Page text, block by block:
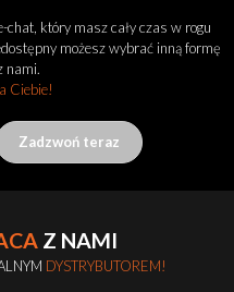
który masz cały czas w rogu
możesz wybrać inną formę
nami.
Ciebie!
Zadzwoń teraz
Z NAMI
DYSTRYBUTOREM!